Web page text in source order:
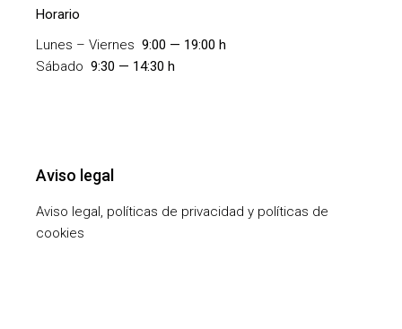
Horario
Lunes – Viernes9:00 — 19:00 h
Sábado9:30 — 14:30 h
Aviso legal
Aviso legal, políticas de privacidad y políticas de
cookies